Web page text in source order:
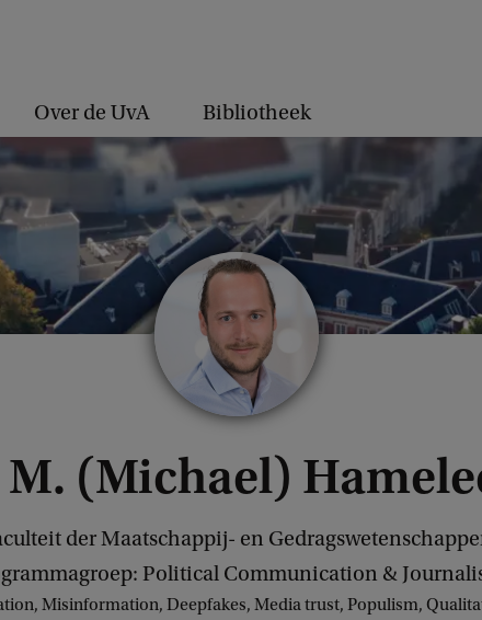
Over de UvA Bibliotheek
(Michael)
der Maatschappij- en
Political Communication &
Misinformation, Deepfakes, Media trust, Populism,